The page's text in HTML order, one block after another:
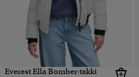
Everest Ella Bomber-takki